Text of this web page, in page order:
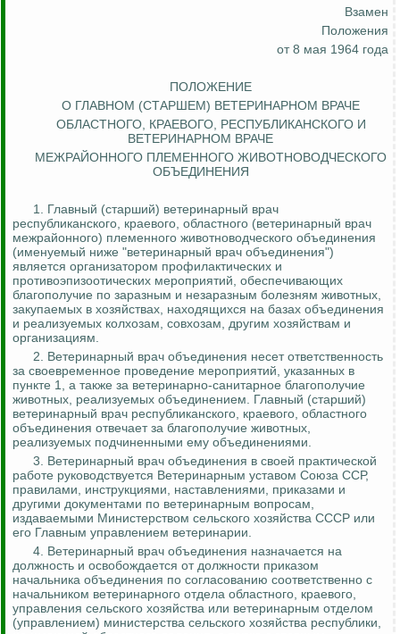
Взамен
Положения
от 8 мая 1964 года
ПОЛОЖЕНИЕ
О ГЛАВНОМ (СТАРШЕМ) ВЕТЕРИНАРНОМ ВРАЧЕ
ОБЛАСТНОГО, КРАЕВОГО, РЕСПУБЛИКАНСКОГО И
ВЕТЕРИНАРНОМ ВРАЧЕ
МЕЖРАЙОННОГО ПЛЕМЕННОГО ЖИВОТНОВОДЧЕСКОГО
ОБЪЕДИНЕНИЯ
1. Главный (старший) ветеринарный врач
республиканского, краевого, областного (ветеринарный врач
межрайонного) племенного животноводческого объединения
(именуемый ниже "ветеринарный врач объединения")
является организатором профилактических и
противоэпизоотических мероприятий, обеспечивающих
благополучие по заразным и незаразным болезням животных,
закупаемых в хозяйствах, находящихся на базах объединения
и реализуемых колхозам, совхозам, другим хозяйствам и
организациям.
2. Ветеринарный врач объединения несет ответственность
за своевременное проведение мероприятий, указанных в
пункте 1, а также за ветеринарно-санитарное благополучие
животных, реализуемых объединением. Главный (старший)
ветеринарный врач республиканского, краевого, областного
объединения отвечает за благополучие животных,
реализуемых подчиненными ему объединениями.
3. Ветеринарный врач объединения в своей практической
работе руководствуется Ветеринарным уставом Союза ССР,
правилами, инструкциями, наставлениями, приказами и
другими документами по ветеринарным вопросам,
издаваемыми Министерством сельского хозяйства СССР или
его Главным управлением ветеринарии.
4. Ветеринарный врач объединения назначается на
должность и освобождается от должности приказом
начальника объединения по согласованию соответственно с
начальником ветеринарного отдела областного, краевого,
управления сельского хозяйства или ветеринарным отделом
(управлением) министерства сельского хозяйства республики,